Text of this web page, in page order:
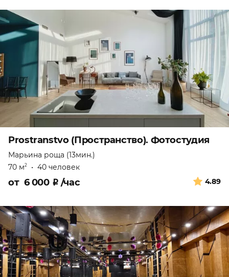
Prostranstvo (Пространство). Фотостудия
Марьина роща (13мин.)
70 м2 • 40 человек
4.89
от 6 000 ₽ /час